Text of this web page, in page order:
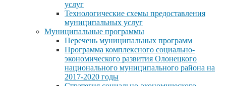
услуг
Технологические схемы предоставления
муниципальных услуг
Муниципальные программы
Перечень муниципальных программ
Программа комплексного социально-
экономического развития Олонецкого
национального муниципального района на
2017-2020 годы